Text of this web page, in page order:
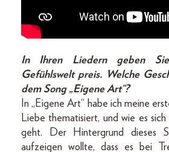
In Ihren Liedern geben
Gefühlswelt preis. Welche
dem Song „Eigene Art“?
In „Eigene Art“ habe ich meine
Liebe thematisiert, und wie es
geht. Der Hintergrund dieses
aufzeigen wollte, dass es bei